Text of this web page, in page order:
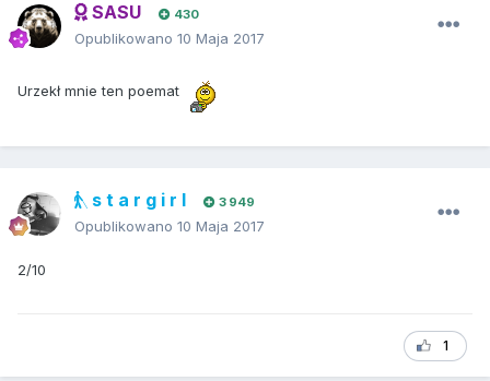
SASU 430
Opublikowano 10 Maja 2017
Urzekł mnie ten poemat
s t a r g i r l 3 949
Opublikowano 10 Maja 2017
2/10
1